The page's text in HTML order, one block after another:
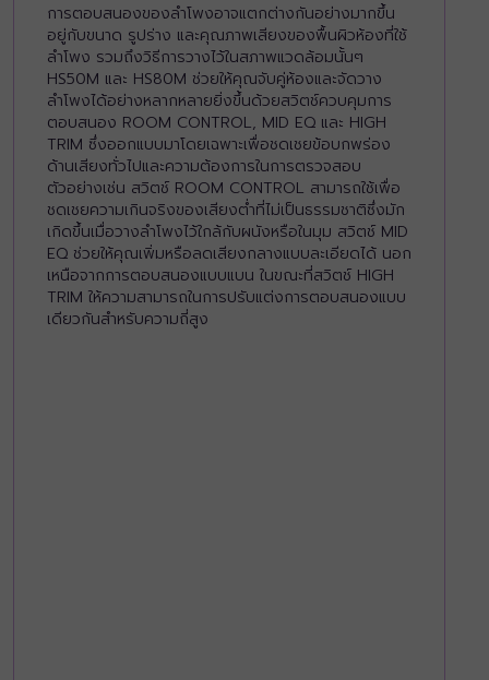
การตอบสนองของลำโพงอาจแตกต่างกันอย่างมากขึ้น
อยู่กับขนาด รูปร่าง และคุณภาพเสียงของพื้นผิวห้องที่ใช้
ลำโพง รวมถึงวิธีการวางไว้ในสภาพแวดล้อมนั้นๆ
HS50M และ HS80M ช่วยให้คุณจับคู่ห้องและจัดวาง
ลำโพงได้อย่างหลากหลายยิ่งขึ้นด้วยสวิตช์ควบคุมการ
ตอบสนอง ROOM CONTROL, MID EQ และ HIGH
TRIM ซึ่งออกแบบมาโดยเฉพาะเพื่อชดเชยข้อบกพร่อง
ด้านเสียงทั่วไปและความต้องการในการตรวจสอบ
ตัวอย่างเช่น สวิตช์ ROOM CONTROL สามารถใช้เพื่อ
ชดเชยความเกินจริงของเสียงต่ำที่ไม่เป็นธรรมชาติซึ่งมัก
เกิดขึ้นเมื่อวางลำโพงไว้ใกล้กับผนังหรือในมุม สวิตช์ MID
EQ ช่วยให้คุณเพิ่มหรือลดเสียงกลางแบบละเอียดได้ นอก
เหนือจากการตอบสนองแบบแบน ในขณะที่สวิตช์ HIGH
TRIM ให้ความสามารถในการปรับแต่งการตอบสนองแบบ
เดียวกันสำหรับความถี่สูง